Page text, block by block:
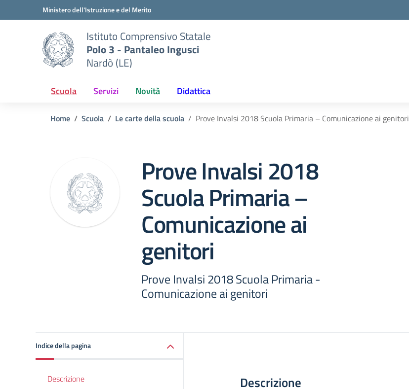
Vai ai contenuti
Vai al menu di navigazioneMinistero dell'Istruzione e del Merito
Istituto Comprensivo Statale
Polo 3 - Pantaleo Ingusci
Nardò (LE)
Scuola Servizi Novità Didattica
Home Scuola Le carte della scuola Prove Invalsi 2018 Scuola Primaria – Comunicazione ai genitori
Prove Invalsi 2018
Scuola Primaria –
Comunicazione ai
genitori
Prove Invalsi 2018 Scuola Primaria -
Comunicazione ai genitori
Indice della pagina
Descrizione
Descrizione